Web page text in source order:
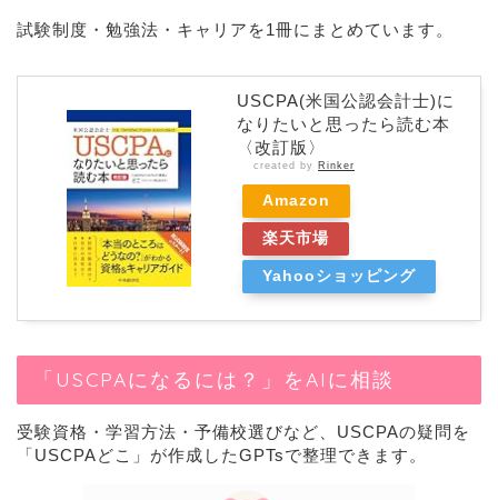
試験制度・勉強法・キャリアを1冊にまとめています。
USCPA(米国公認会計士)に
なりたいと思ったら読む本
〈改訂版〉
created by Rinker
Amazon
楽天市場
Yahooショッピング
「USCPAになるには？」をAIに相談
受験資格・学習方法・予備校選びなど、USCPAの疑問を
「USCPAどこ」が作成したGPTsで整理できます。